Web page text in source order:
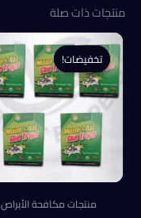
منتجات ذات صلة
تخفيضات!
تخفيضات!
منتجات مكافحة الأبراص